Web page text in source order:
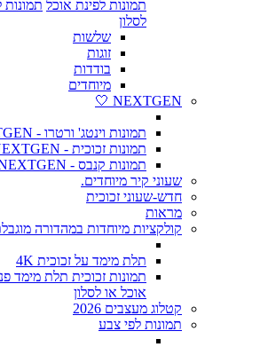
תמונות לפינת אוכל תמונות
לסלון
שלשות
זוגות
בודדות
מיוחדים
NEXTGEN 🤍
תמונות וינטג' ורטרו - NEXTGEN
תמונות זכוכית - NEXTGEN
תמונות קנבס - NEXTGEN
שעוני קיר מיוחדים.
חדש-שעוני זכוכית
מראות
קולקציות מיוחדות במהדורה
תלת מימד על זכוכית 4K
תמונות זכוכית תלת מימד
אוכל או לסלון
קטלוג מעצבים 2026
תמונות לפי צבע